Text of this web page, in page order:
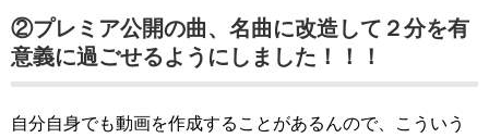
②プレミア公開の曲、名曲に改造して２分を有
意義に過ごせるようにしました！！！
自分自身でも動画を作成することがあるんので、こういう